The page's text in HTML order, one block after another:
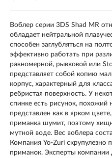
Воблер серии 3DS Shad MR
обладает нейтральной
способен заглубляться на
эффективно работать при
равномерной, рывковой или
представляет собой копию
корпус, характерный для
ребристая поверхность. У
спинке есть рисунок, похожий
представлен как в ярком
приманка шумит, поэтому
мутной воде. Вес воблера
Компания Yo-Zuri скрупулезно
приманок. Эксперты